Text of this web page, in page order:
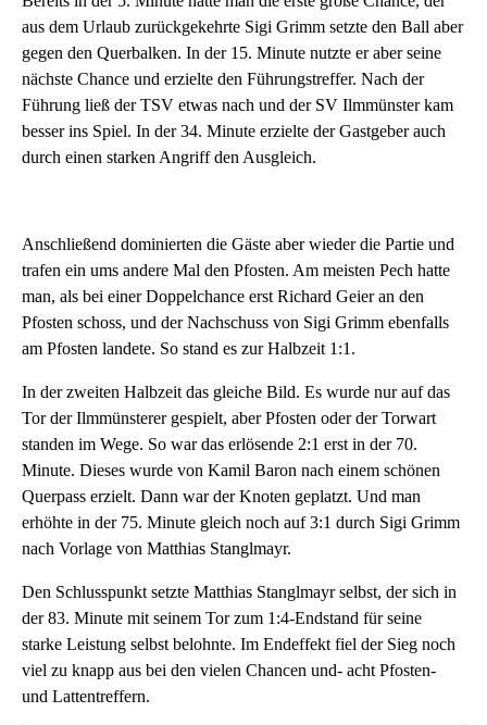
aus dem Urlaub zurückgekehrte Sigi Grimm setzte den Ball aber
gegen den Querbalken. In der 15. Minute nutzte er aber seine
nächste Chance und erzielte den Führungstreffer. Nach der
Führung ließ der TSV etwas nach und der SV Ilmmünster kam
besser ins Spiel. In der 34. Minute erzielte der Gastgeber auch
durch einen starken Angriff den Ausgleich.
Anschließend dominierten die Gäste aber wieder die Partie und
trafen ein ums andere Mal den Pfosten. Am meisten Pech hatte
man, als bei einer Doppelchance erst Richard Geier an den
Pfosten schoss, und der Nachschuss von Sigi Grimm ebenfalls
am Pfosten landete. So stand es zur Halbzeit 1:1.
In der zweiten Halbzeit das gleiche Bild. Es wurde nur auf das
Tor der Ilmmünsterer gespielt, aber Pfosten oder der Torwart
standen im Wege. So war das erlösende 2:1 erst in der 70.
Minute. Dieses wurde von Kamil Baron nach einem schönen
Querpass erzielt. Dann war der Knoten geplatzt. Und man
erhöhte in der 75. Minute gleich noch auf 3:1 durch Sigi Grimm
nach Vorlage von Matthias Stanglmayr.
Den Schlusspunkt setzte Matthias Stanglmayr selbst, der sich in
der 83. Minute mit seinem Tor zum 1:4-Endstand für seine
starke Leistung selbst belohnte. Im Endeffekt fiel der Sieg noch
viel zu knapp aus bei den vielen Chancen und- acht Pfosten-
und Lattentreffern.